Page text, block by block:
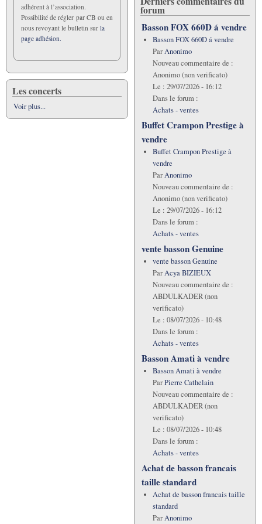
adhérent à l’association.
Possibilité de régler par CB ou en
nous revoyant le bulletin sur la
page adhésion.
Les concerts
Voir plus...
forum
Basson FOX 660D á vendre
Basson FOX 660D á vendre
ParAnonimo
Nouveau commentaire de :
Anonimo (non verificato)
Le : 29/07/2026 - 16:12
Dans le forum :
Achats - ventes
Buffet Crampon Prestige à
vendre
Buffet Crampon Prestige à
vendre
ParAnonimo
Nouveau commentaire de :
Anonimo (non verificato)
Le : 29/07/2026 - 16:12
Dans le forum :
Achats - ventes
vente basson Genuine
vente basson Genuine
ParAcya BIZIEUX
Nouveau commentaire de :
ABDULKADER (non
verificato)
Le : 08/07/2026 - 10:48
Dans le forum :
Achats - ventes
Basson Amati à vendre
Basson Amati à vendre
ParPierre Cathelain
Nouveau commentaire de :
ABDULKADER (non
verificato)
Le : 08/07/2026 - 10:48
Dans le forum :
Achats - ventes
Achat de basson francais
taille standard
Achat de basson francais taille
standard
ParAnonimo